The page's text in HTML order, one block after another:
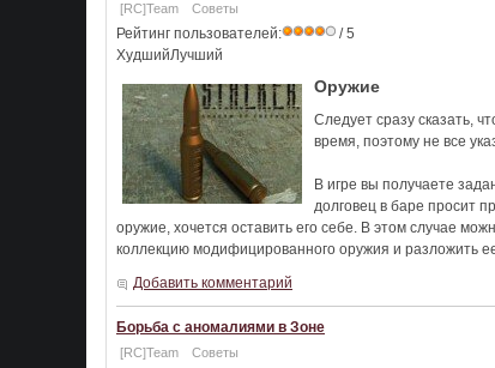
[RC]Team Советы
Рейтинг пользователей:
/ 5
ХудшийЛучший
Оружие
Следует сразу сказать,
время, поэтому не все
В игре вы получаете
долговец в баре просит
оружие, хочется оставить его себе. В этом случае
коллекцию модифицированного оружия и разложить
Добавить комментарий
Борьба с аномалиями в Зоне
[RC]Team Советы